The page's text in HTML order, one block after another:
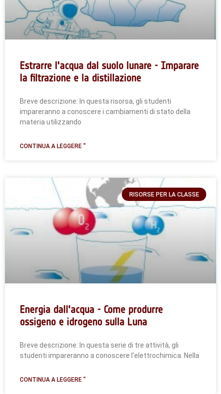
Estrarre l'acqua dal suolo lunare - Imparare
la filtrazione e la distillazione
Breve descrizione: In questa risorsa, gli studenti
impareranno a conoscere i cambiamenti di stato della
materia utilizzando
CONTINUA A LEGGERE "
RISORSE PER LA CLASSE
Energia dall'acqua - Come produrre
ossigeno e idrogeno sulla Luna
Breve descrizione: In questa serie di tre attività, gli
studenti impareranno a conoscere l'elettrochimica. Nella
CONTINUA A LEGGERE "